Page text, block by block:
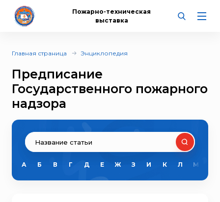
Пожарно-техническая
выставка
Главная страница Энциклопедия
Предписание
Государственного пожарного
надзора
А Б В Г Д Е Ж З И К Л М